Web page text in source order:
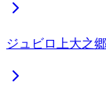
ジュビロ上大之